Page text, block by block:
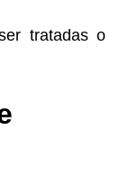
tratadas o